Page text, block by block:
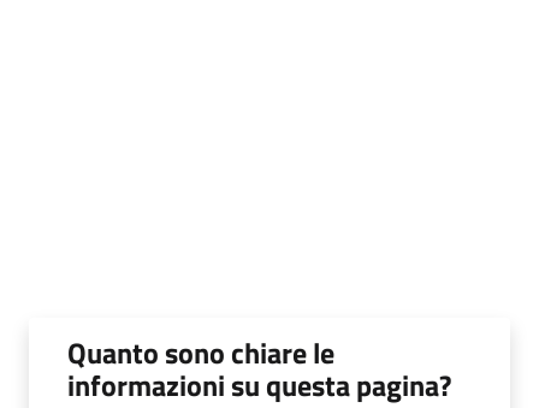
Quanto sono chiare le
informazioni su questa pagina?